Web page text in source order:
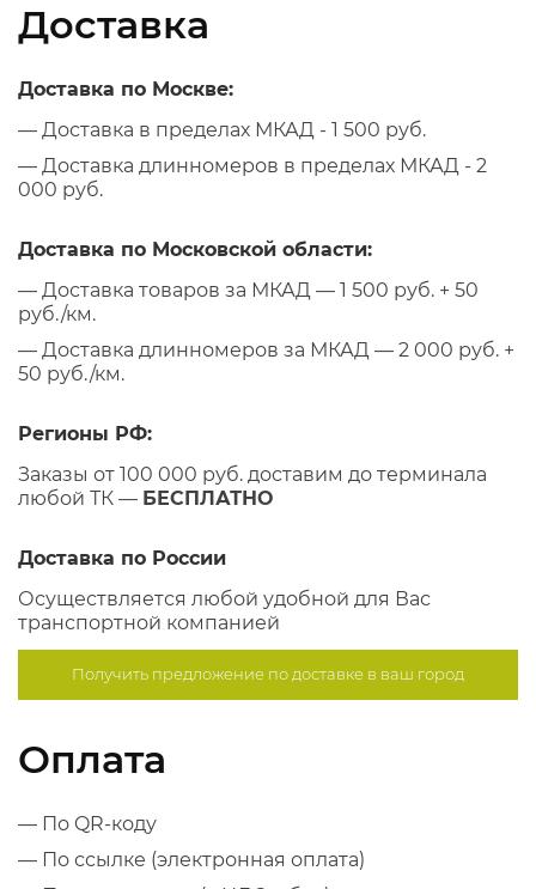
Доставка
Доставка по Москве:
— Доставка в пределах МКАД - 1 500 руб.
— Доставка длинномеров в пределах МКАД - 2
000 руб.
Доставка по Московской области:
— Доставка товаров за МКАД — 1 500 руб. + 50
руб./км.
— Доставка длинномеров за МКАД — 2 000 руб. +
50 руб./км.
Регионы РФ:
Заказы от 100 000 руб. доставим до терминала
любой ТК — БЕСПЛАТНО
Доставка по России
Осуществляется любой удобной для Вас
транспортной компанией
Получить предложение подоставке в ваш город
Оплата
— По QR-коду
— По ссылке (электронная оплата)